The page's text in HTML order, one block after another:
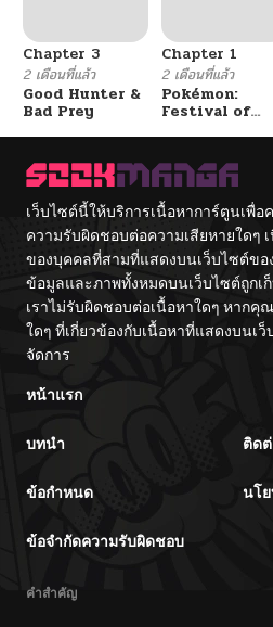
Chapter 3
2 เดือนที่แล้ว
Good Hunter &
Bad Prey
Chapter 1
2 เดือนที่แล้ว
Pokémon:
Festival of
เว็บไซต์นี้ให้บริการเนื้อหาการ์ตูนเพื่
ความรับผิดชอบต่อความเสียหายใดๆ
ของบุคคลที่สามที่แสดงบนเว็บไซต์ขอ
ข้อมูลและภาพทั้งหมดบนเว็บไซต์ถูกเ
เราไม่รับผิดชอบต่อเนื้อหาใดๆ หาก
ใดๆ ที่เกี่ยวข้องกับเนื้อหาที่แสดงบนเ
จัดการ
หน้าแรก
บทนำ ติดต่
ข้อกำหนด นโ
ข้อจำกัดความรับผิดชอบ
คำสำคัญ